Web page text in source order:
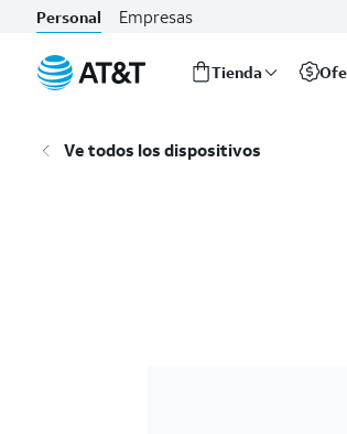
Personal Empresas
Tienda
Ve todos los dispositivos